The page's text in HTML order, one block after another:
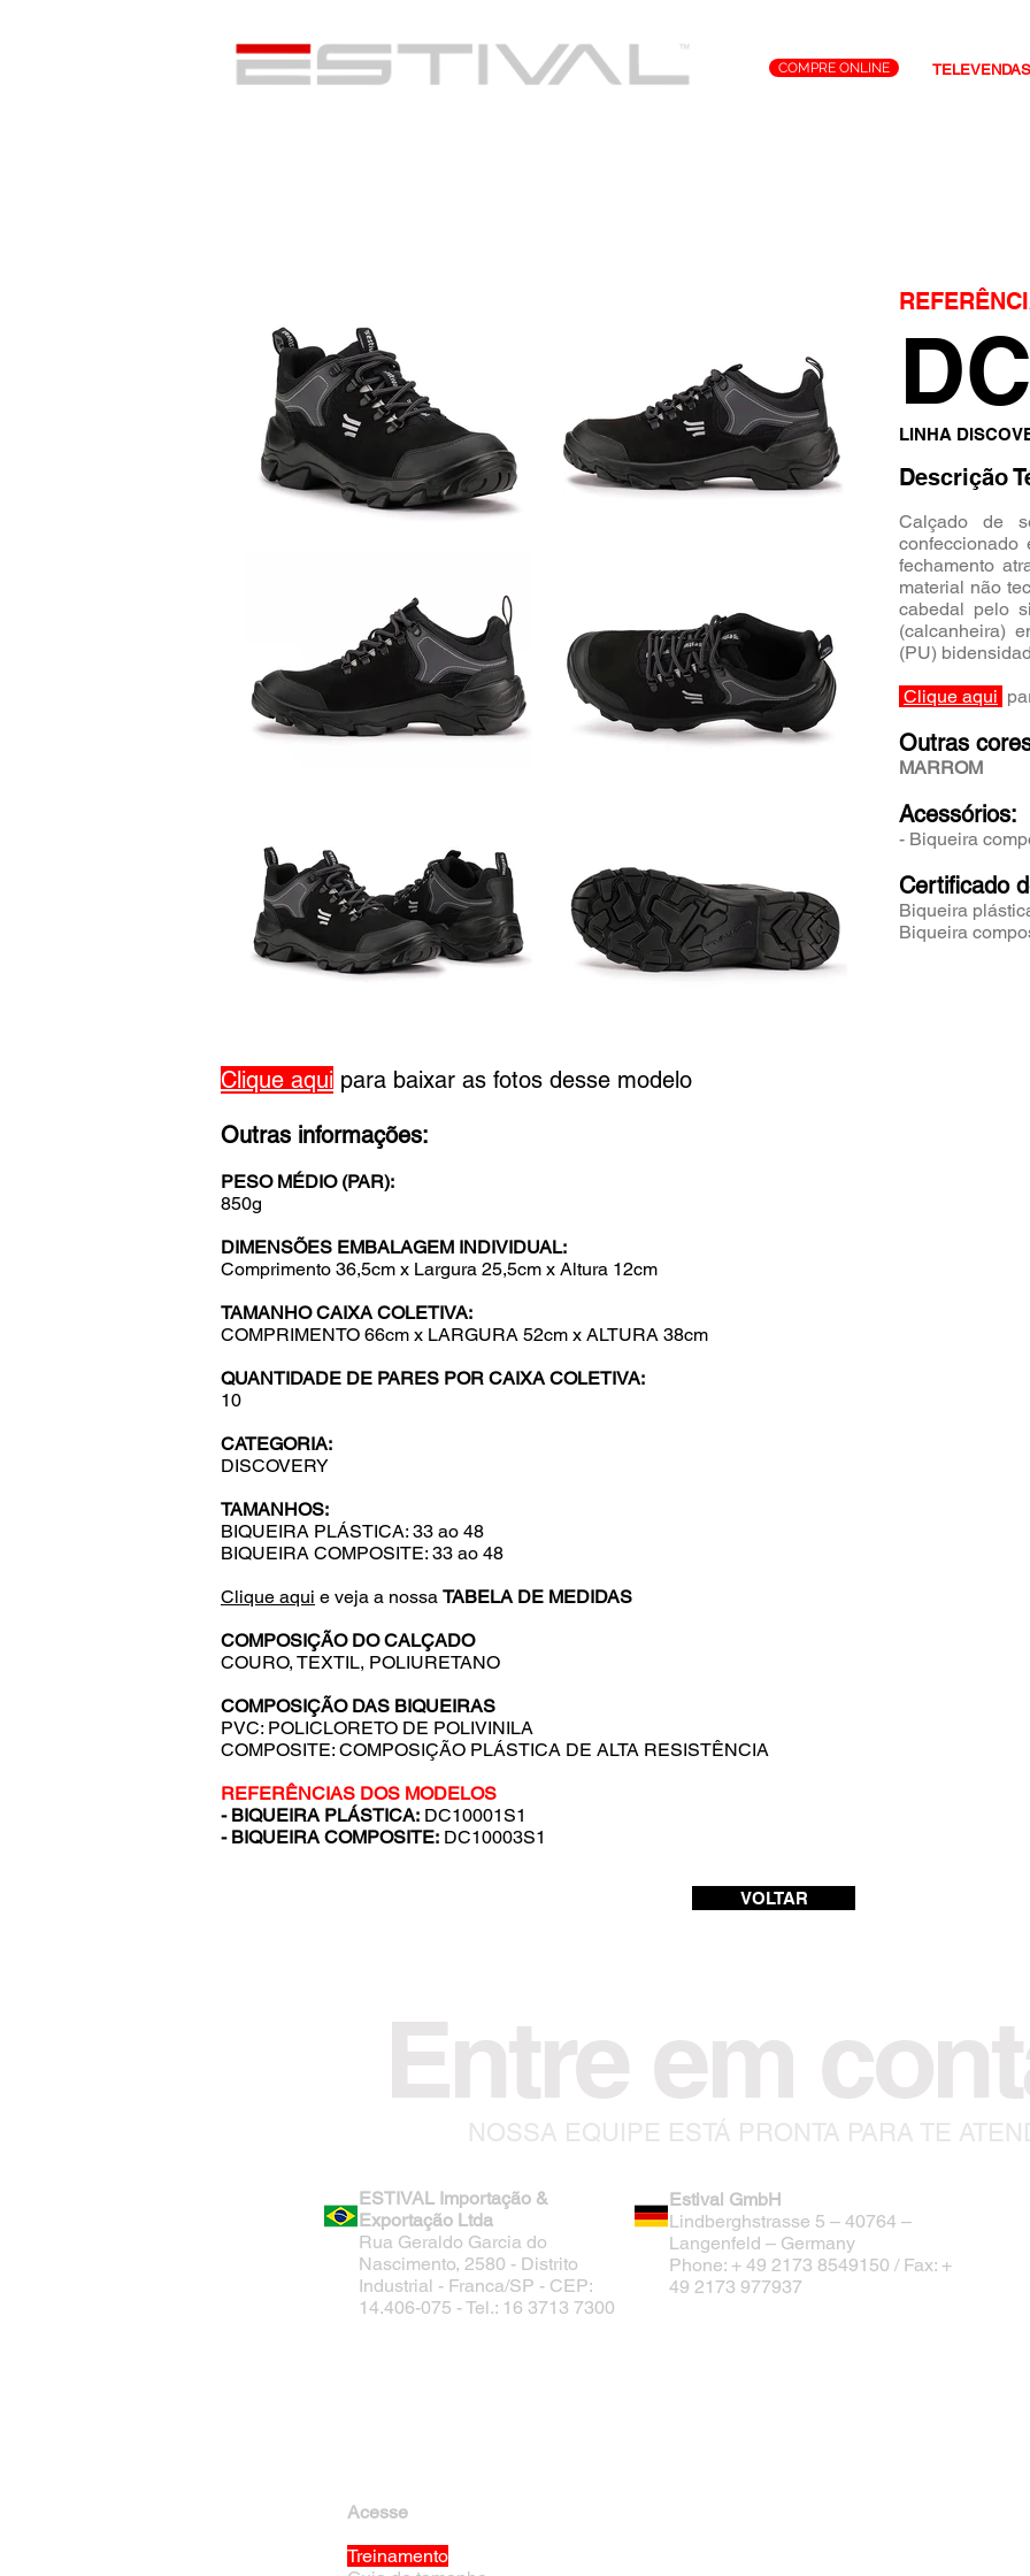
COMPRE ONLINE
LINHA
Descrição
Calçado de
fechamento
material não
cabedal pelo
(calcanheira)
(PU)
Clique aqui
Outras
MARROM
Acessórios:
- Biqueira
Certificado
Biqueira
Biqueira
Clique aqui para baixar as fotos desse modelo
Outras informações:
PESO MÉDIO (PAR):
850g
DIMENSÕES EMBALAGEM INDIVIDUAL:
Comprimento 36,5cm x Largura 25,5cm x Altura 12cm
TAMANHO CAIXA COLETIVA:
COMPRIMENTO 66cm x LARGURA 52cm x ALTURA 38cm
QUANTIDADE DE PARES POR CAIXA COLETIVA:
10
CATEGORIA:
DISCOVERY
TAMANHOS:
BIQUEIRA PLÁSTICA: 33 ao 48
BIQUEIRA COMPOSITE: 33 ao 48
Clique aqui e veja a nossa TABELA DE MEDIDAS
COMPOSIÇÃO DO CALÇADO
COURO, TEXTIL, POLIURETANO
COMPOSIÇÃO DAS BIQUEIRAS
PVC: POLICLORETO DE POLIVINILA
COMPOSITE: COMPOSIÇÃO PLÁSTICA DE ALTA RESISTÊNCIA
REFERÊNCIAS DOS MODELOS
- BIQUEIRA PLÁSTICA: DC10001S1
- BIQUEIRA COMPOSITE: DC10003S1
VOLTAR
Entre em
NOSSA EQUIPE ESTÁ PRONTA PARA TE
ESTIVAL Importação &
Exportação Ltda
Rua Geraldo Garcia do
Nascimento, 2580 - Distrito
Industrial - Franca/SP - CEP:
14.406-075 - Tel.: 16 3713 7300
Estival GmbH
Lindberghstrasse 5 – 40764 –
Langenfeld – Germany
Phone: + 49 2173 8549150 / Fax: +
49 2173 977937
Acesse
Treinamento